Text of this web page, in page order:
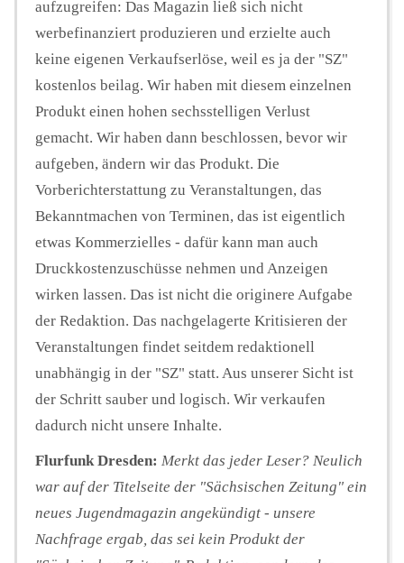
aufzugreifen: Das Magazin ließ sich nicht
werbefinanziert produzieren und erzielte auch
keine eigenen Verkaufserlöse, weil es ja der "SZ"
kostenlos beilag. Wir haben mit diesem einzelnen
Produkt einen hohen sechsstelligen Verlust
gemacht. Wir haben dann beschlossen, bevor wir
aufgeben, ändern wir das Produkt. Die
Vorberichterstattung zu Veranstaltungen, das
Bekanntmachen von Terminen, das ist eigentlich
etwas Kommerzielles - dafür kann man auch
Druckkostenzuschüsse nehmen und Anzeigen
wirken lassen. Das ist nicht die originere Aufgabe
der Redaktion. Das nachgelagerte Kritisieren der
Veranstaltungen findet seitdem redaktionell
unabhängig in der "SZ" statt. Aus unserer Sicht ist
der Schritt sauber und logisch. Wir verkaufen
dadurch nicht unsere Inhalte.
Flurfunk Dresden: Merkt das jeder Leser? Neulich
war auf der Titelseite der "Sächsischen Zeitung" ein
neues Jugendmagazin angekündigt - unsere
Nachfrage ergab, das sei kein Produkt der